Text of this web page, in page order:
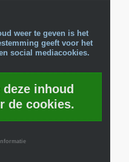
weer te geven is het
geeft voor het
social mediacookies.
inhoud
de cookies.